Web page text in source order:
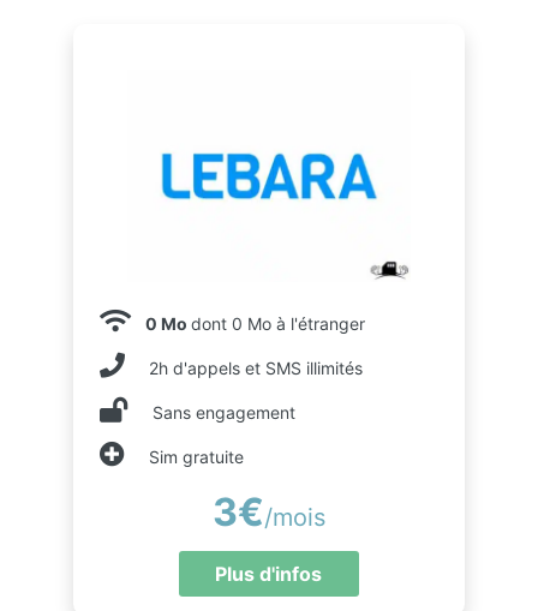
0 Mo dont 0 Mo à l'étranger
2h d'appels et SMS illimités
Sans engagement
Sim gratuite
3€/mois
Plus d'infos